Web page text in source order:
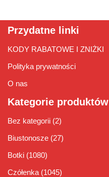
Przydatne linki
KODY RABATOWE I ZNIŻKI
Polityka prywatności
O nas
Kategorie produktów
Bez kategorii (2)
Biustonosze (27)
Botki (1080)
Czółenka (1045)